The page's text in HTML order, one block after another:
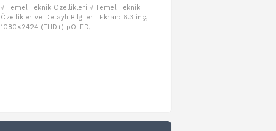
√ Temel Teknik Özellikleri √ Temel Teknik
Özellikler ve Detaylı Bilgileri. Ekran: 6.3 inç,
1080×2424 (FHD+) pOLED,